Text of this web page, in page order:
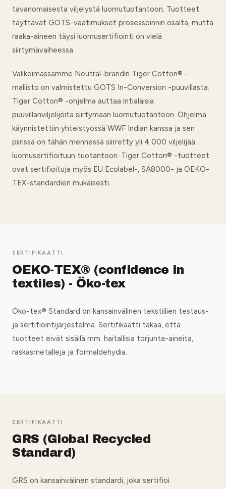
tavanomaisesta viljelystä luomutuotantoon. Tuotteet
täyttävät GOTS-vaatimukset prosessoinnin osalta, mutta
raaka-aineen täysi luomusertifiointi on vielä
siirtymävaiheessa.
Valikoimassamme Neutral-brändin Tiger Cotton® -
mallisto on valmistettu GOTS In-Conversion -puuvillasta.
Tiger Cotton® -ohjelma auttaa intialaisia
puuvillanviljelijöitä siirtymään luomutuotantoon. Ohjelma
käynnistettiin yhteistyössä WWF Indian kanssa ja sen
piirissä on tähän mennessä siirretty yli 4 000 viljelijää
luomusertifioituun tuotantoon. Tiger Cotton® -tuotteet
ovat sertifioituja myös EU Ecolabel-, SA8000- ja OEKO-
TEX-standardien mukaisesti.
SERTIFIKAATTI
OEKO-TEX® (confidence in
textiles) - Öko-tex
Öko-tex® Standard on kansainvälinen tekstiilien testaus-
ja sertifiointijärjestelmä. Sertifikaatti takaa, että
tuotteet eivät sisällä mm. haitallisia torjunta-aineita,
raskasmetalleja ja formaldehydia.
SERTIFIKAATTI
GRS (Global Recycled
Standard)
GRS on kansainvälinen standardi, joka sertifioi